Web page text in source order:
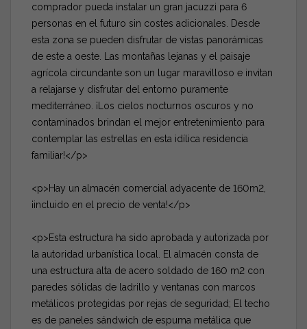
comprador pueda instalar un gran jacuzzi para 6
personas en el futuro sin costes adicionales. Desde
esta zona se pueden disfrutar de vistas panorámicas
de este a oeste. Las montañas lejanas y el paisaje
agrícola circundante son un lugar maravilloso e invitan
a relajarse y disfrutar del entorno puramente
mediterráneo. ¡Los cielos nocturnos oscuros y no
contaminados brindan el mejor entretenimiento para
contemplar las estrellas en esta idílica residencia
familiar!</p>
<p>Hay un almacén comercial adyacente de 160m2,
¡incluido en el precio de venta!</p>
<p>Esta estructura ha sido aprobada y autorizada por
la autoridad urbanística local. El almacén consta de
una estructura alta de acero soldado de 160 m2 con
paredes sólidas de ladrillo y ventanas con marcos
metálicos protegidas por rejas de seguridad; El techo
es de paneles sándwich de espuma metálica que